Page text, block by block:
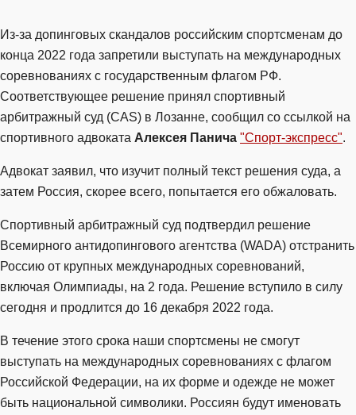
Из-за допинговых скандалов российским спортсменам до
конца 2022 года запретили выступать на международных
соревнованиях с государственным флагом РФ.
Соответствующее решение принял спортивный
арбитражный суд (CAS) в Лозанне, сообщил со ссылкой на
спортивного адвоката Алексея Панича "Спорт-экспресс".
Адвокат заявил, что изучит полный текст решения суда, а
затем Россия, скорее всего, попытается его обжаловать.
Спортивный арбитражный суд подтвердил решение
Всемирного антидопингового агентства (WADA) отстранить
Россию от крупных международных соревнований,
включая Олимпиады, на 2 года. Решение вступило в силу
сегодня и продлится до 16 декабря 2022 года.
В течение этого срока наши спортсмены не смогут
выступать на международных соревнованиях с флагом
Российской Федерации, на их форме и одежде не может
быть национальной символики. Россиян будут именовать